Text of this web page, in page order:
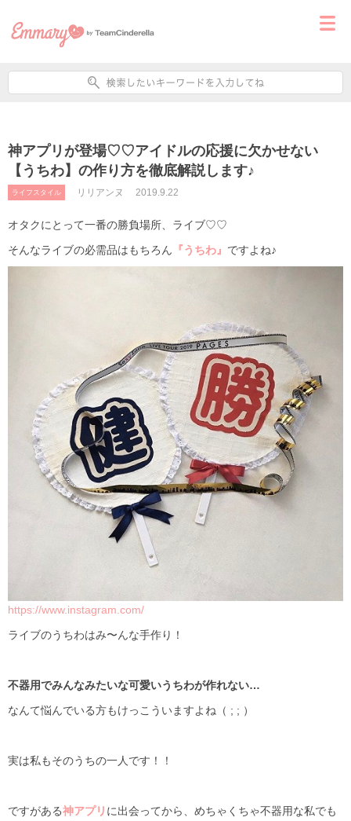
神アプリが登場♡♡アイドルの応援に欠かせない
【うちわ】の作り方を徹底解説します♪
ライフスタイル リリアンヌ 2019.9.22
オタクにとって一番の勝負場所、ライブ♡♡
そんなライブの必需品はもちろん 『うちわ』 ですよね♪
https://www.instagram.com/
ライブのうちわはみ〜んな手作り！
不器用でみんなみたいな可愛いうちわが作れない…
なんて悩んでいる方もけっこういますよね（ ; ; ）
実は私もそのうちの一人です！！
ですがある神アプリ に出会ってから、めちゃくちゃ不器用な私でも